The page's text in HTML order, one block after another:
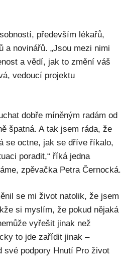
především lékařů,
a novinářů. „Jsou mezi nimi
a vědí, jak to změní váš
vedoucí projektu
dobře míněným radám od
špatná. A tak jsem ráda, že
se octne, jak se dříve říkalo,
poradit,“ říká jedna
zpěvačka Petra Černocká.
se mi život natolik, že jsem
si myslím, že pokud nějaká
vyřešit jinak než
to jde zařídit jinak –
své podpory Hnutí Pro život